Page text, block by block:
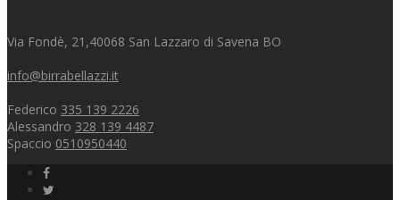
Via Fondè, 21,40068 San Lazzaro di Savena BO
info@birrabellazzi.it
Federico 335 139 2226
Alessandro 328 139 4487
Spaccio 0510950440